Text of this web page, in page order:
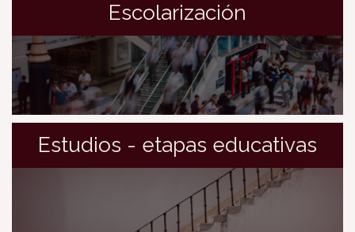
Escolarización
Estudios - etapas educativas